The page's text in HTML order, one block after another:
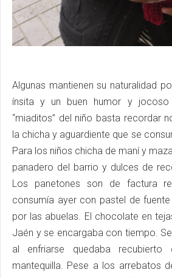
Algunas mantienen su naturalidad
ínsita y un buen humor y
“miaditos” del niño basta recordar
la chicha y aguardiente que se
Para los niños chicha de maní y
panadero del barrio y dulces de
Los panetones son de factura
consumía ayer con pastel de
por las abuelas. El chocolate en
Jaén y se encargaba con tiempo.
al enfriarse quedaba
mantequilla. Pese a los arrebatos